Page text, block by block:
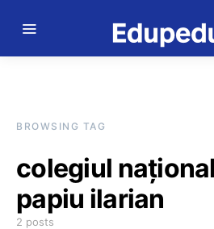
BROWSING TAG
colegiul
papiu ilarian
2 posts